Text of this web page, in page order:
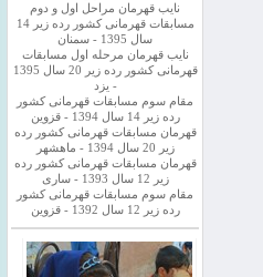
نایب قهرمان مراحل اول و دوم
مسابقات قهرمانی کشور رده زیر 14
سال 1395 - سمنان
نایب قهرمان مرحله اول مسابقات
قهرمانی کشور رده زیر 20 سال 1395
- یزد
مقام سوم مسابقات قهرمانی کشور
رده زیر 14 سال 1394 - قزوین
قهرمان مسابقات قهرمانی کشور رده
زیر 20 سال 1394 - ماهشهر
قهرمان مسابقات قهرمانی کشور رده
زیر 12 سال 1393 - ساری
مقام سوم مسابقات قهرمانی کشور
رده زیر 12 سال 1392 - قزوین